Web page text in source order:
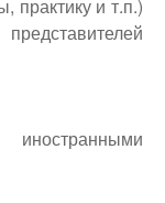
практику и т.п.)